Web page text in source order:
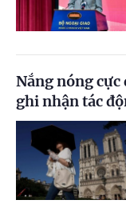
Nắng nóng
ghi nhận tác